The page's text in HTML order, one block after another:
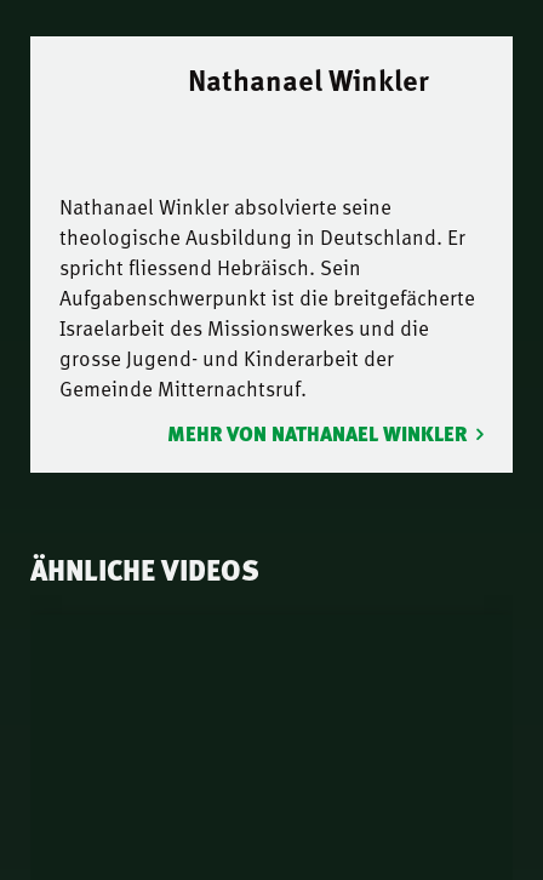
Nathanael Winkler
Nathanael Winkler absolvierte seine
theologische Ausbildung in Deutschland. Er
spricht fliessend Hebräisch. Sein
Aufgabenschwerpunkt ist die breitgefächerte
Israelarbeit des Missionswerkes und die
grosse Jugend- und Kinderarbeit der
Gemeinde Mitternachtsruf.
MEHR VON NATHANAEL WINKLER
ÄHNLICHE VIDEOS